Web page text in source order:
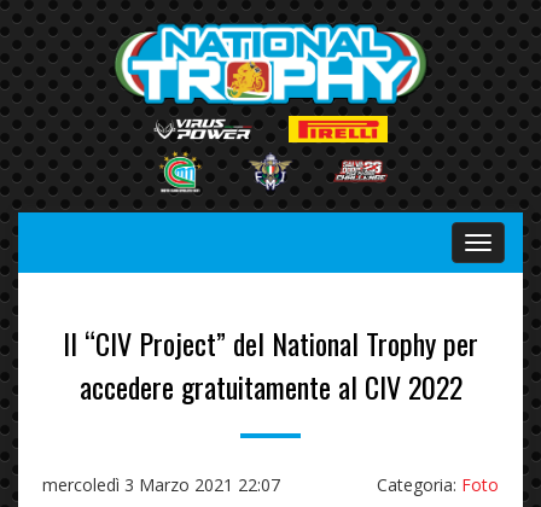
Menu
Il “CIV Project” del National Trophy per
accedere gratuitamente al CIV 2022
mercoledì 3 Marzo 2021 22:07 Categoria: Foto